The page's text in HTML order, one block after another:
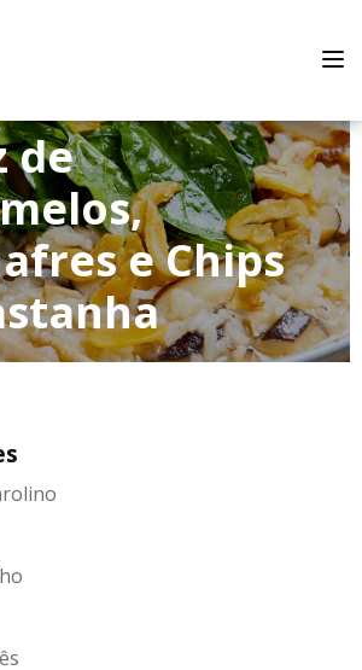
de
e Chips